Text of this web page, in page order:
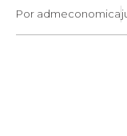
Por admeconomica